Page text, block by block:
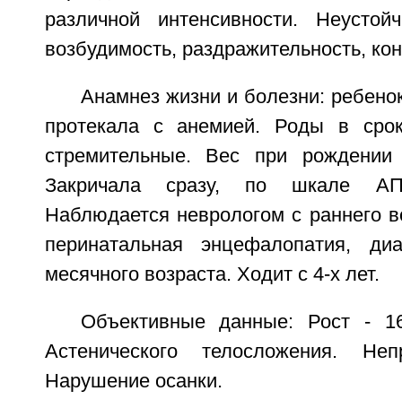
различной интенсивности.
возбудимость, раздражительность,
Анамнез жизни и болезни:
протекала с анемией. Роды в
стремительные. Вес при
Закричала сразу, по шкале
Наблюдается неврологом с раннего
перинатальная энцефалопатия,
месячного возраста. Ходит с 4-х лет.
Объективные данные: Рост -
Астенического телосложения.
Нарушение осанки.